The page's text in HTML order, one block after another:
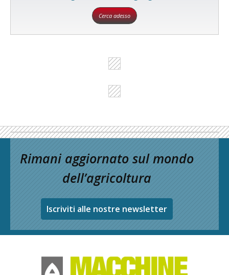
Cerca adesso
Rimani aggiornato sul mondo
dell’agricoltura
Iscriviti alle nostre newsletter